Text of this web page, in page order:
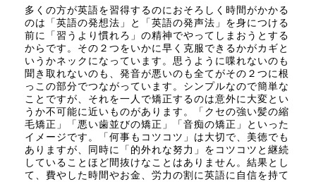
多くの方が英語を習得するのにおそろしく時間がかかる
のは「英語の発想法」と「英語の発声法」を身につける
前に「習うより慣れろ」の精神でやってしまおうとする
からです。その２つをいかに早く克服できるかがカギと
いうかネックになっています。思うように喋れないのも
聞き取れないのも、発音が悪いのも全てがその２つに根
っこの部分でつながっています。シンプルなので簡単な
ことですが、それを一人で矯正するのは意外に大変とい
うか不可能に近いものがあります。「クセの強い髪の縮
毛矯正」「悪い歯並びの矯正」「音痴の矯正」といった
イメージです。「何事もコツコツ」は大切で、美徳でも
ありますが、同時に「的外れな努力」をコツコツと継続
していることほど間抜けなことはありません。結果とし
て、費やした時間やお金、労力の割に英語に自信を持て